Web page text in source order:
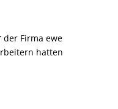
der Firma ewe
hatten